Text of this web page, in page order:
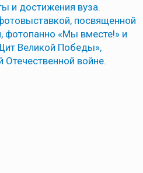
и достижения вуза.
посвященной
фотопанно «Мы вместе!» и
Великой Победы»,
войне.